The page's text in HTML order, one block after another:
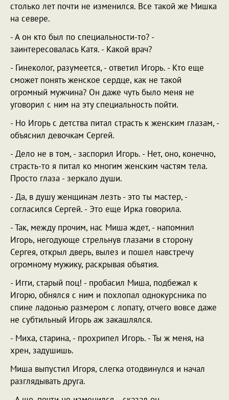
столько лет почти не изменился. Все такой же Мишка
на севере.
- А он кто был по специальности-то? -
заинтересовалась Катя. - Какой врач?
- Гинеколог, разумеется, - ответил Игорь. - Кто еще
сможет понять женское сердце, как не такой
огромный мужчина? Он даже чуть было меня не
уговорил с ним на эту специальность пойти.
- Но Игорь с детства питал страсть к женским глазам, -
объяснил девочкам Сергей.
- Дело не в том, - заспорил Игорь. - Нет, оно, конечно,
страсть-то я питал ко многим женским частям тела.
Просто глаза - зеркало души.
- Да, в душу женщинам лезть - это ты мастер, -
согласился Сергей. - Это еще Ирка говорила.
- Так, между прочим, нас Миша ждет, - напомнил
Игорь, негодующе стрельнув глазами в сторону
Сергея, открыл дверь, вылез и пошел навстречу
огромному мужику, раскрывая объятия.
- Игги, старый поц! - пробасил Миша, подбежал к
Игорю, обнялся с ним и похлопал однокурсника по
спине ладонью размером с лопату, отчего вовсе даже
не субтильный Игорь аж закашлялся.
- Миха, старина, - прохрипел Игорь. - Ты ж меня, на
хрен, задушишь.
Миша выпустил Игоря, слегка отодвинулся и начал
разглядывать друга.